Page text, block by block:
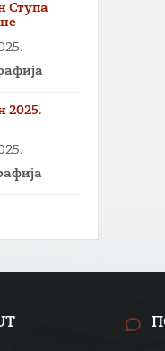
Ступа
2025.